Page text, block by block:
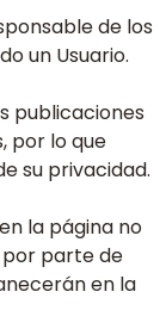
de los
un Usuario.
publicaciones
por lo que
su privacidad.
la página no
parte de
en la